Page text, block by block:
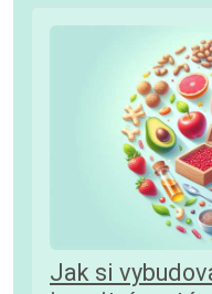
Jak si